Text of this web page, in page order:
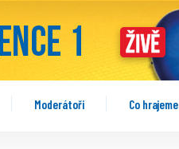
Moderátoři Co hrajeme